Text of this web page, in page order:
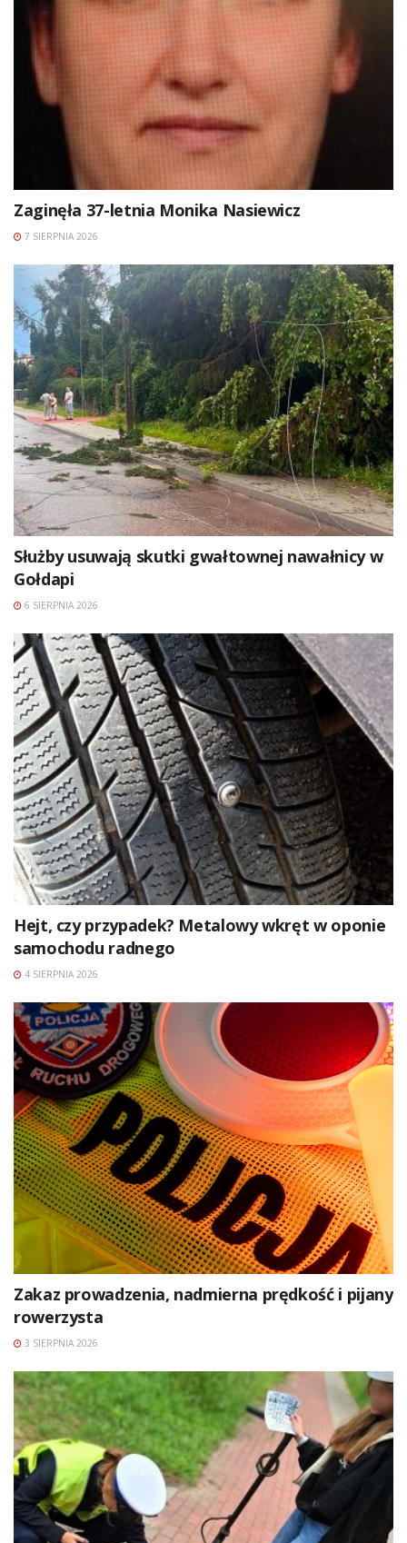
Zaginęła 37-letnia Monika Nasiewicz
7 SIERPNIA 2026
Służby usuwają skutki gwałtownej nawałnicy w
Gołdapi
6 SIERPNIA 2026
Hejt, czy przypadek? Metalowy wkręt w oponie
samochodu radnego
4 SIERPNIA 2026
Zakaz prowadzenia, nadmierna prędkość i pijany
rowerzysta
3 SIERPNIA 2026